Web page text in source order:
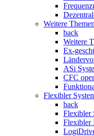
Weitere Themen
back
Weitere
Ex-
ASi
CFC
Flexibler
back
Flexibler
Flexibler